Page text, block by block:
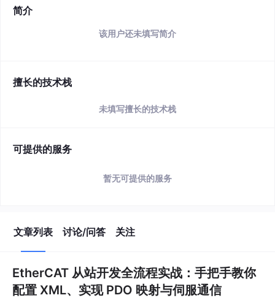
简介
该用户还未填写简介
擅长的技术栈
未填写擅长的技术栈
可提供的服务
暂无可提供的服务
文章列表 讨论/问答 关注
EtherCAT 从站开发全流程实战：手把手教你
配置 XML、实现 PDO 映射与伺服通信